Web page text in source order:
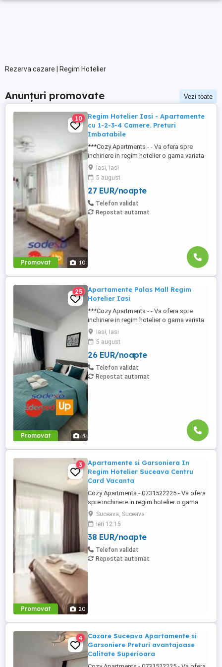
Rezerva cazare | Regim Hotelier
Anunțuri promovate Vezi toate
Promovat 10
10
Regim Hotelier Iasi - Apartamente
cu 1-2-3-4 Camere. Preturi
Imbatabile
***Cozy Apartments - - Va ofera spre
inchiriere in regim hotelier o gama variata
de apartamente si garsoniere situate in
puncte cheie ale orasului doar in
complexe rezidentiale noi: *Zona Palas
Mall - Centru - Complex Lazar Residence;
*Zona Palas Mall - Centru Complex Q
Residence; *Zona Palas Mall - ...
Iasi, Iasi
5 august
27 EUR/noapte
Telefon validat
Repostat automat
Promovat 9
25
Apartamente Palas Mall Regim
Hotelier Iasi
***Cozy Apartments - - Va ofera spre
inchiriere in regim hotelier o gama variata
de apartamente si garsoniere situate in
puncte cheie ale orasului doar in
complexe rezidentiale noi: *Zona Palas
Mall - Centru - Complex Lazar Residence;
*Zona Palas Mall - Centru Complex Q
Residence; *Zona Palas Mall - ...
Iasi, Iasi
5 august
26 EUR/noapte
Telefon validat
Repostat automat
Promovat 20
3
Apartamente si Garsoniera In
Regim Hotelier Suceava Centru
Card Vacanta
Cozy Apartments - 0731522225 - Va ofera
spre inchiriere in regim hotelier o gama
variata de apartamente si garsoniere
situate in puncte cheie ale orasului
Suceava: Bulevardul George Enescu. In
centrul Orasului pe Esplanada langa
McDonald's. Bulevardul 1 Mai Obcini
Zamca Burdujeni Ipotesti Pentru ...
Suceava, Suceava
ieri 12:15
38 EUR/noapte
Telefon validat
Repostat automat
4
Cazare Suceava Apartamente si
Garsoniere Preturi avantajoase
Calitate Superioara